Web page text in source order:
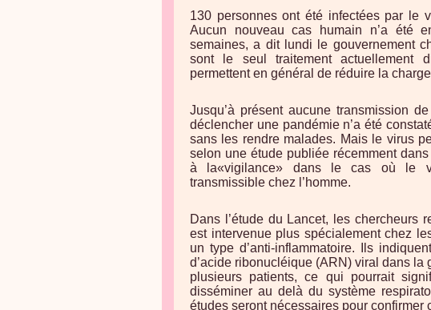
130 personnes ont été infectées par le
Aucun nouveau cas humain n’a été
semaines, a dit lundi le gouvernement
sont le seul traitement actuellement
permettent en général de réduire la
Jusqu’à présent aucune transmission
déclencher une pandémie n’a été
sans les rendre malades. Mais le virus
selon une étude publiée récemment
à la«vigilance» dans le cas où le
transmissible chez l’homme.
Dans l’étude du Lancet, les chercheurs
est intervenue plus spécialement chez
un type d’anti-inflammatoire. Ils
d’acide ribonucléique (ARN) viral dans
plusieurs patients, ce qui pourrait
disséminer au delà du système
études seront nécessaires pour confirmer